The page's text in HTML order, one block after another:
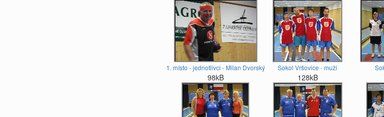
1. místo - jednotlivci - Milan Dvorský
98kB
Sokol Vršovice - muži
128kB